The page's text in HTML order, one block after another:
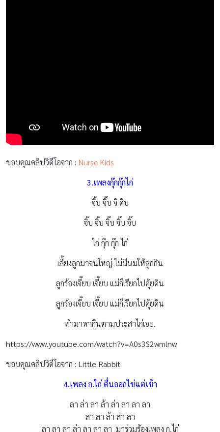
ขอบคุณคลิปวิดีโอจาก : Nurse Kids
3.เพลงกุ๊กกุ๊กไก่
จิ๊บ จิ๊บ จิ ดิบ
จิ๊บ จิ๊บ จิ๊บ จิ๊บ จิ๊บ
ไก่ กุ๊ก กุ๊ก ไก่
เลี้ยงลูกมาจนใหญ่ ไม่มีนมให้ลูกกิน
ลูกร้องเจี๊ยบ เจี๊ยบ แม่ก็เรียกไปคุ้ยดิน
ลูกร้องเจี๊ยบ เจี๊ยบ แม่ก็เรียกไปคุ้ยดิน
ทำมาหากินตามประสาไก่เอย.
https://www.youtube.com/watch?v=A0s3S2wmlnw
ขอบคุณคลิปวิดีโอจาก : Little Rabbit
4.เพลง ก.ไก่ ตื่นออกไข่แต่เช้า
ลา ล่า ลา ล้า ล่า ลา ลา ลา
ลา ลา ล้า ล่า ลา
ลา ลา ลา ล่า ลา ลา ลา มาร่วมร้องเพลง ก.ไก่